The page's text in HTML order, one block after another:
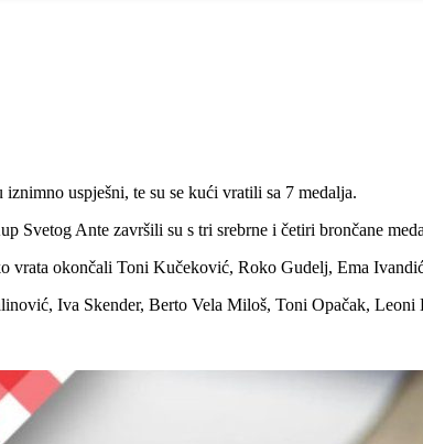
uspješni, te su se kući vratili sa 7 medalja.
Svetog Ante završili su s tri srebrne i četiri brončane
okončali Toni Kučeković, Roko Gudelj, Ema
Iva Skender, Berto Vela Miloš, Toni Opačak, Leoni